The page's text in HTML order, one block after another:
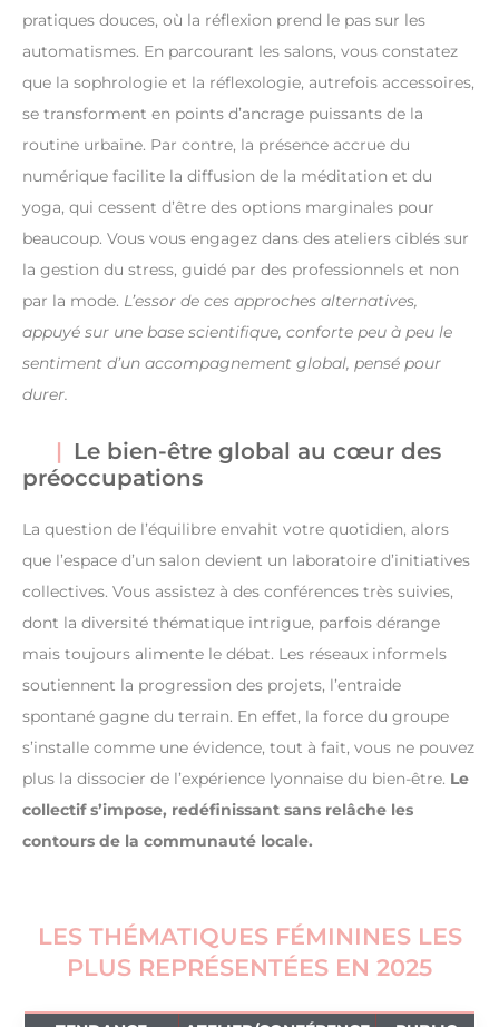
pratiques douces, où la réflexion prend le pas sur les
automatismes. En parcourant les salons, vous constatez
que la sophrologie et la réflexologie, autrefois accessoires,
se transforment en points d’ancrage puissants de la
routine urbaine. Par contre, la présence accrue du
numérique facilite la diffusion de la méditation et du
yoga, qui cessent d’être des options marginales pour
beaucoup. Vous vous engagez dans des ateliers ciblés sur
la gestion du stress, guidé par des professionnels et non
par la mode. L’essor de ces approches alternatives,
appuyé sur une base scientifique, conforte peu à peu le
sentiment d’un accompagnement global, pensé pour
durer.
Le bien-être global au cœur des
préoccupations
La question de l’équilibre envahit votre quotidien, alors
que l’espace d’un salon devient un laboratoire d’initiatives
collectives. Vous assistez à des conférences très suivies,
dont la diversité thématique intrigue, parfois dérange
mais toujours alimente le débat. Les réseaux informels
soutiennent la progression des projets, l’entraide
spontané gagne du terrain. En effet, la force du groupe
s’installe comme une évidence, tout à fait, vous ne pouvez
plus la dissocier de l’expérience lyonnaise du bien-être. Le
collectif s’impose, redéfinissant sans relâche les
contours de la communauté locale.
LES THÉMATIQUES FÉMININES LES
PLUS REPRÉSENTÉES EN 2025